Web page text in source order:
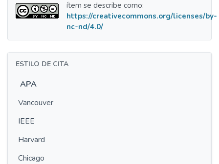
ítem se describe como:
https://creativecommons.org/licenses/by-
nc-nd/4.0/
ESTILO DE CITA
APA
Vancouver
IEEE
Harvard
Chicago